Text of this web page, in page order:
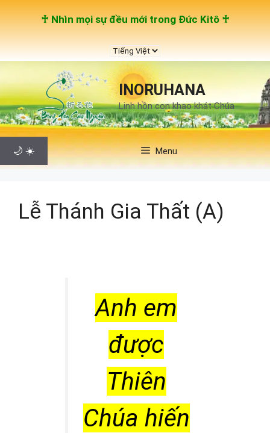
Chuyển
đến
nội
dung
♰ Nhìn mọi sự đều mới trong Đức Kitô ♰
Chọn
một
ngôn
ngữINORUHANA
Linh hồn con khao khát Chúa
🌙 ☀️ Menu
Lễ Thánh Gia Thất (A)
Anh em
được
Thiên
Chúa hiến